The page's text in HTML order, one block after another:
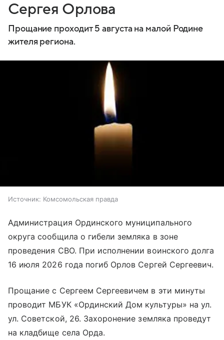
Сергея Орлова
Прощание проходит 5 августа на малой Родине
жителя региона.
Источник: Комсомольская правда
Администрация Ординского муниципального
округа сообщила о гибели земляка в зоне
проведения СВО. При исполнении воинского долга
16 июля 2026 года погиб Орлов Сергей Сергеевич.
Прощание с Сергеем Сергеевичем в эти минуты
проводит МБУК «Ординский Дом культуры» на ул.
ул. Советской, 26. Захоронение земляка проведут
на кладбище села Орда.